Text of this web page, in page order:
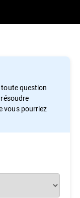
question
vous pourriez